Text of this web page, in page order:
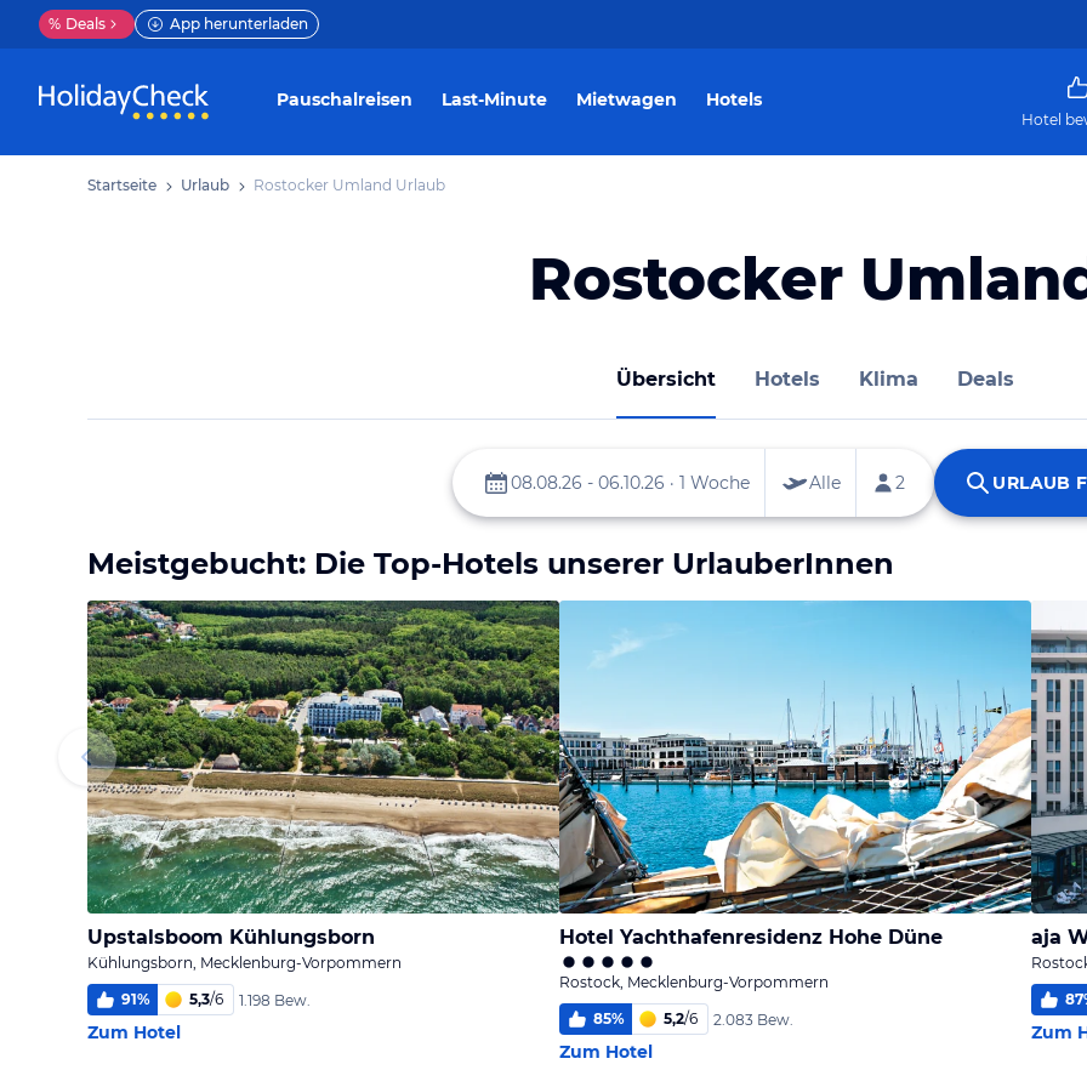
% Deals App herunterladen
Pauschalreisen Last-Minute Mietwagen Hotels
Hotel
Startseite Urlaub Rostocker Umland Urlaub
Rostocker
Übersicht Hotels Klima Deals
Meistgebucht: Die Top-Hotels unserer UrlauberInnen
Upstalsboom Kühlungsborn
Kühlungsborn, Mecklenburg-Vorpommern
91% 5,3/6 1.198 Bew.
Zum Hotel
Hotel Yachthafenresidenz Hohe Düne
Rostock, Mecklenburg-Vorpommern
85% 5,2/6 2.083 Bew.
Zum Hotel
aja
87
Zum